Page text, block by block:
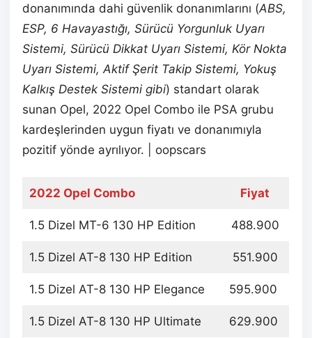
donanımında dahi güvenlik donanımlarını (ABS,
ESP, 6 Havayastığı, Sürücü Yorgunluk Uyarı
Sistemi, Sürücü Dikkat Uyarı Sistemi, Kör Nokta
Uyarı Sistemi, Aktif Şerit Takip Sistemi, Yokuş
Kalkış Destek Sistemi gibi) standart olarak
sunan Opel, 2022 Opel Combo ile PSA grubu
kardeşlerinden uygun fiyatı ve donanımıyla
pozitif yönde ayrılıyor. | oopscars
2022 Opel Combo Fiyat
1.5 Dizel MT-6 130 HP Edition 488.900
1.5 Dizel AT-8 130 HP Edition 551.900
1.5 Dizel AT-8 130 HP Elegance 595.900
1.5 Dizel AT-8 130 HP Ultimate 629.900